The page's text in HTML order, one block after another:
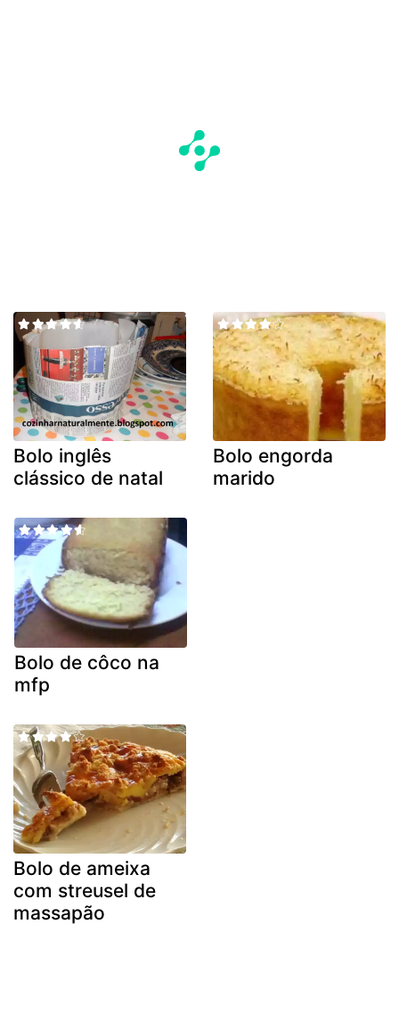
Bolo inglês
clássico de natal
Bolo engorda
marido
Bolo de côco na
mfp
Bolo de ameixa
com streusel de
massapão